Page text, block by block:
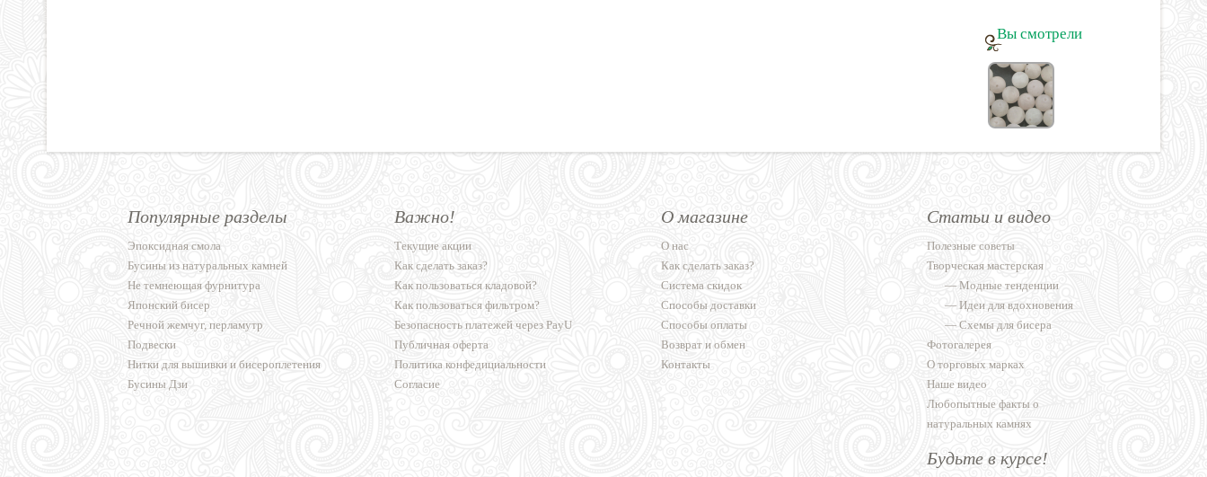
Вы смотрели
Популярные разделы
Эпоксидная смола
Бусины из натуральных камней
Не темнеющая фурнитура
Японский бисер
Речной жемчуг, перламутр
Подвески
Нитки для вышивки и бисероплетения
Бусины Дзи
Важно!
Текущие акции
Как сделать заказ?
Как пользоваться кладовой?
Как пользоваться фильтром?
Безопасность платежей через PayU
Публичная оферта
Политика конфедициальности
Согласие
О магазине
О нас
Как сделать заказ?
Система скидок
Способы доставки
Способы оплаты
Возврат и обмен
Контакты
Статьи и видео
Полезные советы
Творческая мастерская
—Модные тенденции
—Идеи для вдохновения
—Схемы для бисера
Фотогалерея
О торговых марках
Наше видео
Любопытные факты о
натуральных камнях
Будьте в курсе!